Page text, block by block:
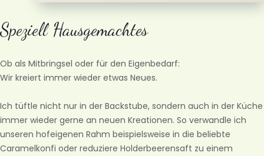
Speziell Hausgemachtes
Ob als Mitbringsel oder für den Eigenbedarf:
Wir kreiert immer wieder etwas Neues.
Ich tüftle nicht nur in der Backstube, sondern auch in der Küche
immer wieder gerne an neuen Kreationen. So verwandle ich
unseren hofeigenen Rahm beispielsweise in die beliebte
Caramelkonfi oder reduziere Holderbeerensaft zu einem